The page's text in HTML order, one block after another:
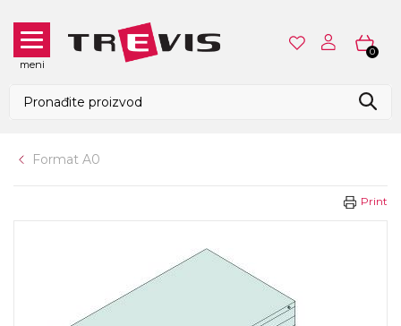
meni
0
Format A0
Print